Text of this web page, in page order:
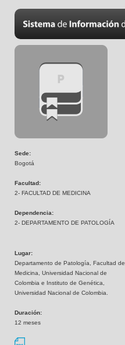
Sede:
Bogotá
Facultad:
2- FACULTAD DE MEDICINA
Dependencia:
2- DEPARTAMENTO DE PATOLOGÍA
Lugar:
Departamento de Patología, Facultad de
Medicina, Universidad Nacional de
Colombia e Instituto de Genética,
Universidad Nacional de Colombia.
Duración:
12 meses